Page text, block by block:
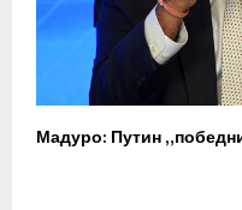
Мадуро: Путин